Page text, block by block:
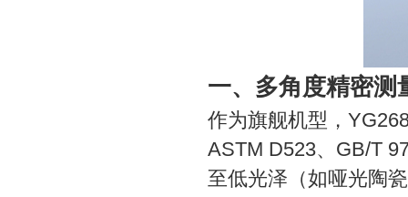
一、多角度精密测
作为旗舰机型，
ASTM D523、GB/T
至低光泽（如哑光陶